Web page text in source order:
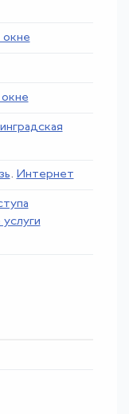
. Интернет